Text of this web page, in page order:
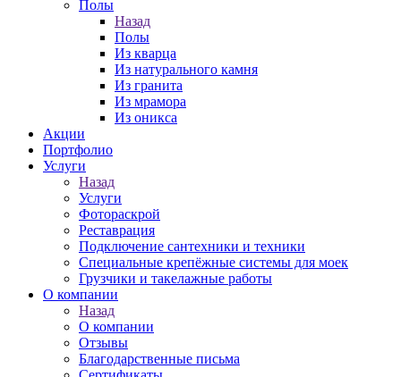
Полы
Назад
Полы
Из кварца
Из натурального камня
Из гранита
Из мрамора
Из оникса
Акции
Портфолио
Услуги
Назад
Услуги
Фотораскрой
Реставрация
Подключение сантехники и техники
Специальные крепёжные системы для моек
Грузчики и такелажные работы
О компании
Назад
О компании
Отзывы
Благодарственные письма